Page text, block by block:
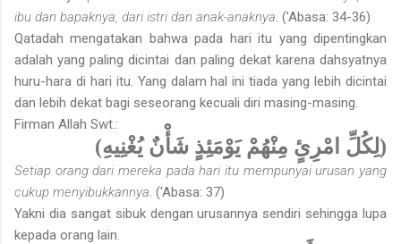
ibu dan bapaknya, dari istri dan anak-anaknya . ('Abasa: 34-36)
Qatadah mengatakan bahwa pada hari itu yang dipentingkan
adalah yang paling dicintai dan paling dekat karena dahsyatnya
huru-hara di hari itu. Yang dalam hal ini tiada yang lebih dicintai
dan lebih dekat bagi seseorang kecuali diri masing-masing.
Firman Allah Swt.:
(لِكُلِّ امْرِئٍ مِنْهُمْ يَوْمَئِذٍ شَأْنٌ يُغْنِيهِ)
Setiap orang dari mereka pada hari itu mempunyai urusan yang
cukup menyibukkannya . ('Abasa: 37)
Yakni dia sangat sibuk dengan urusannya sendiri sehingga lupa
kepada orang lain.